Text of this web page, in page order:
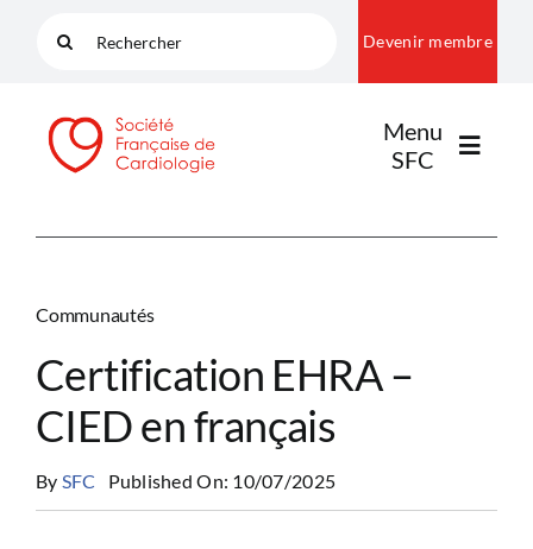
Rechercher: Devenir membre
Menu
SFC
PUBLICATIONS
Communautés
Certification EHRA –
CIED en français
By SFC Published On: 10/07/2025